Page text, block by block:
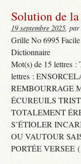
Solution de
19 septembre 2025,
Grille No 6995 Facile
Dictionnaire
Mot(s) de 15 lettres
lettres :
REMBOURRAGE
ÉCUREUILS
TOTALEMENT
S’ÉTIOLER
OU VAUTOUR
PORTÉE VERSEE